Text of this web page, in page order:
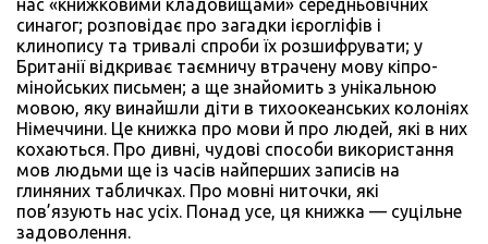
нас «книжковими кладовищами» середньовічних
синагог; розповідає про загадки ієрогліфів і
клинопису та тривалі спроби їх розшифрувати; у
Британії відкриває таємничу втрачену мову кіпро-
мінойських письмен; а ще знайомить з унікальною
мовою, яку винайшли діти в тихоокеанських колоніях
Німеччини. Це книжка про мови й про людей, які в них
кохаються. Про дивні, чудові способи використання
мов людьми ще із часів найперших записів на
глиняних табличках. Про мовні ниточки, які
пов’язують нас усіх. Понад усе, ця книжка — суцільне
задоволення.